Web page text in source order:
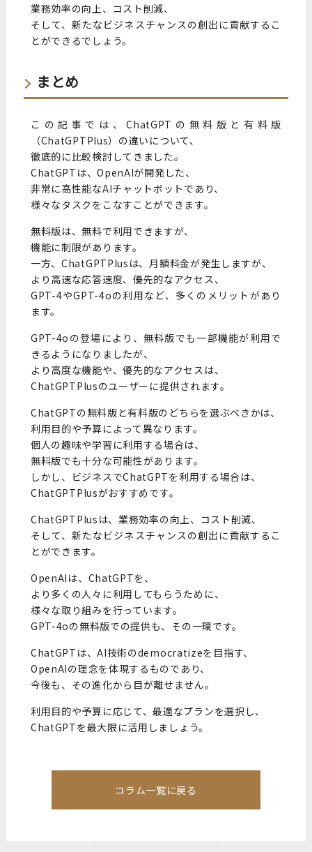
業務効率の向上、コスト削減、
そして、新たなビジネスチャンスの創出に貢献するこ
とができるでしょう。
まとめ
この記事では、ChatGPTの無料版と有料版
（ChatGPTPlus）の違いについて、
徹底的に比較検討してきました。
ChatGPTは、OpenAIが開発した、
非常に高性能なAIチャットボットであり、
様々なタスクをこなすことができます。
無料版は、無料で利用できますが、
機能に制限があります。
一方、ChatGPTPlusは、月額料金が発生しますが、
より高速な応答速度、優先的なアクセス、
GPT-4やGPT-4oの利用など、多くのメリットがあり
ます。
GPT-4oの登場により、無料版でも一部機能が利用で
きるようになりましたが、
より高度な機能や、優先的なアクセスは、
ChatGPTPlusのユーザーに提供されます。
ChatGPTの無料版と有料版のどちらを選ぶべきかは、
利用目的や予算によって異なります。
個人の趣味や学習に利用する場合は、
無料版でも十分な可能性があります。
しかし、ビジネスでChatGPTを利用する場合は、
ChatGPTPlusがおすすめです。
ChatGPTPlusは、業務効率の向上、コスト削減、
そして、新たなビジネスチャンスの創出に貢献するこ
とができます。
OpenAIは、ChatGPTを、
より多くの人々に利用してもらうために、
様々な取り組みを行っています。
GPT-4oの無料版での提供も、その一環です。
ChatGPTは、AI技術のdemocratizeを目指す、
OpenAIの理念を体現するものであり、
今後も、その進化から目が離せません。
利用目的や予算に応じて、最適なプランを選択し、
ChatGPTを最大限に活用しましょう。
コラム一覧に戻る